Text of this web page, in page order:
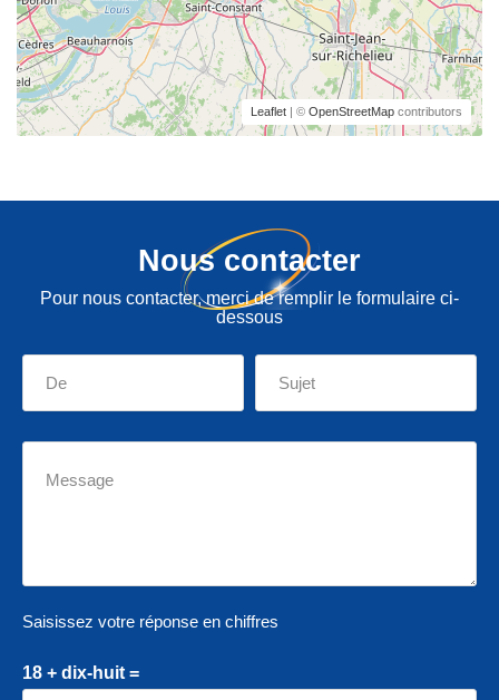
Leaflet | © OpenStreetMap contributors
Nous contacter
Pour nous contacter, merci de remplir le formulaire ci-
dessous
Saisissez votre réponse en chiffres
18 + dix-huit =